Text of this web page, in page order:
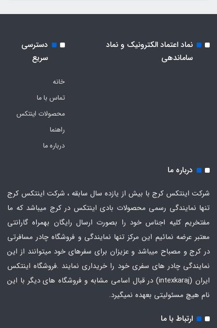
نماد اعتماد الکترونیک و نماد
ساماندهی
دسترسی
سریع
خانه
تماس با ما
محصولات اینتکس
راهنما
درباره ما
درباره ما
شرکت اینتکس کرج با بیش از یازده سال سابقه ، شرکت اینتکس کرج
تنها نمایندگی رسمی محصولات بادی اینتکس در کرج میباشد که ما
مفتخریم کلیه اجناس خود را بصورت ارسال رایگان بهمراه گارانتی
معتبر عرضه نمائیم این مرکز تنها نمایندگی و فروشگاه چادر مسافرتی
در کرج و مصباح میباشد و عزیزان برای سفرهای خود میتوانند از این
نمایندگی چادر های سفری خود را خریداری نمایند .فروشگاه اینتکس
ایران
(intexkaraj) در قبال اسامی مشابه و فروشگاه های دیگر با این
نام هیچ مسئولیتی بعهده نمیگیرد.
ارتباط با ما